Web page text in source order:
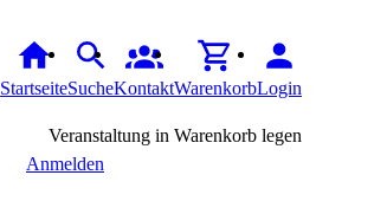
StartseiteSucheKontaktWarenkorbLogin
Veranstaltung in Warenkorb legen
Anmelden